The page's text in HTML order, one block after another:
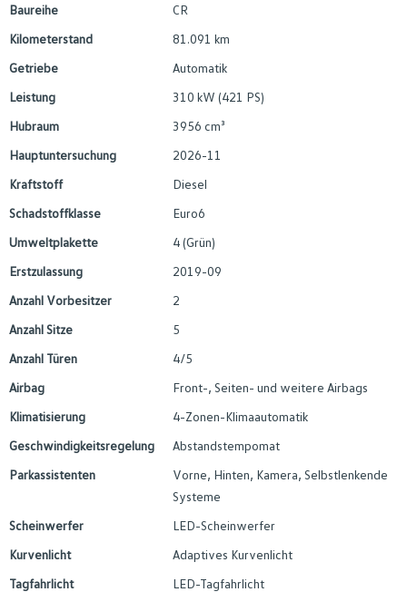
Baureihe
CR
Kilometerstand
81.091 km
Getriebe
Automatik
Leistung
310 kW (421 PS)
Hubraum
3956 cm³
Hauptuntersuchung
2026-11
Kraftstoff
Diesel
Schadstoffklasse
Euro6
Umweltplakette
4 (Grün)
Erstzulassung
2019-09
Anzahl Vorbesitzer
2
Anzahl Sitze
5
Anzahl Türen
4/5
Airbag
Front-, Seiten- und weitere Airbags
Klimatisierung
4-Zonen-Klimaautomatik
Geschwindigkeitsregelung
Abstandstempomat
Parkassistenten
Vorne, Hinten, Kamera, Selbstlenkende
Systeme
Scheinwerfer
LED-Scheinwerfer
Kurvenlicht
Adaptives Kurvenlicht
Tagfahrlicht
LED-Tagfahrlicht